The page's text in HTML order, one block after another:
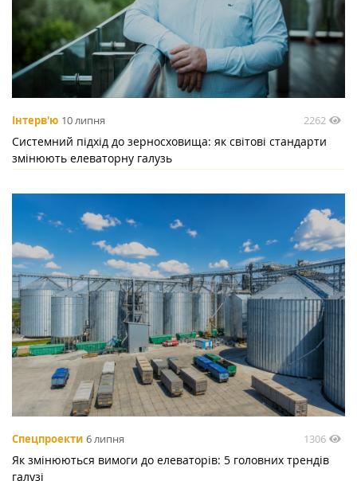
Інтерв'ю 10 липня 2262
Системний підхід до зерносховища: як світові стандарти
змінюють елеваторну галузь
Спецпроекти 6 липня 1306
Як змінюються вимоги до елеваторів: 5 головних трендів
галузі